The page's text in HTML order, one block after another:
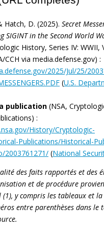
Hatch, D. (2025). Secret
SIGINT in the Second World
History, Series IV: WWII,
CCH via media.defense.gov) :
2025/Jul/25/
(U.S.
publication (NSA,
:
History/Cryptologic-
Publications/Historical-
2003761271/ (National
des faits rapportés et des
et de procédure
y compris les tableaux et
entre parenthèses dans le